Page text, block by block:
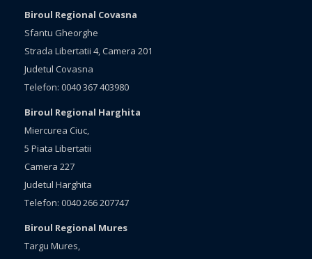
Biroul Regional Covasna
Sfantu Gheorghe
Strada Libertatii 4, Camera 201
Judetul Covasna
Telefon: 0040 367 403980
Biroul Regional Harghita
Miercurea Ciuc,
5 Piata Libertatii
Camera 227
Judetul Harghita
Telefon: 0040 266 207747
Biroul Regional Mures
Targu Mures,